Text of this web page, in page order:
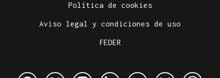
Política de cookies
Aviso legal y condiciones de uso
FEDER